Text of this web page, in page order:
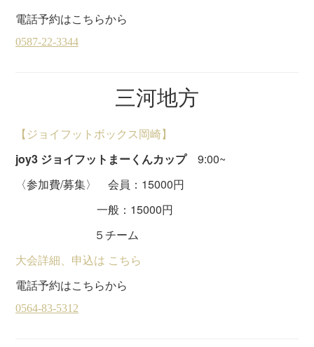
電話予約はこちらから
三河地方
【ジョイフットボックス岡崎】
joy3 ジョイフットまーくんカップ9:00~
〈参加費/募集〉 会員：15000円
一般：15000円
５チーム
大会詳細、申込は こちら
電話予約はこちらから